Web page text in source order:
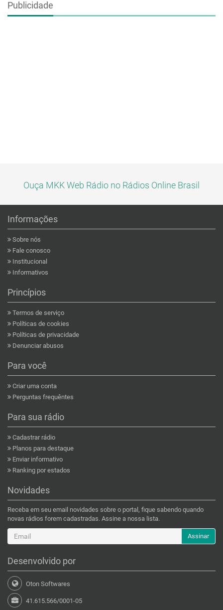
Publicidade
Ouça MKK Web Rádio no Rádios Online Brasil
Informações
Sobre nós
Fale conosco
Institucional
Informativos
Princípios
Termos de serviço
Políticas de cookies
Políticas de privacidade
Denunciar abusos
Para você
Criar uma conta
Perguntas frequêntes
Para sua rádio
Cadastrar rádio
Planos para destaque
Enviar informativo
Ranking por estados
Novidades
Receba em seu email novidades sobre o portal, fique sabendo quando
novas rádios forem cadastradas. Assine a nossa lista.
Assinar
Desenvolvido por
Oton Softwares
41.615.566/0001-05